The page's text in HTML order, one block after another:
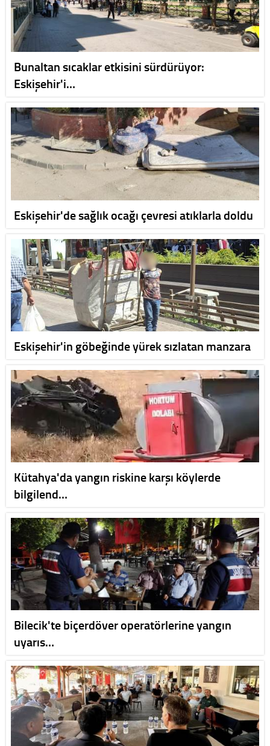
Bunaltan sıcaklar etkisini sürdürüyor:
Eskişehir'i…
Eskişehir'de sağlık ocağı çevresi atıklarla doldu
Eskişehir'in göbeğinde yürek sızlatan manzara
Kütahya'da yangın riskine karşı köylerde
bilgilend…
Bilecik'te biçerdöver operatörlerine yangın
uyarıs…